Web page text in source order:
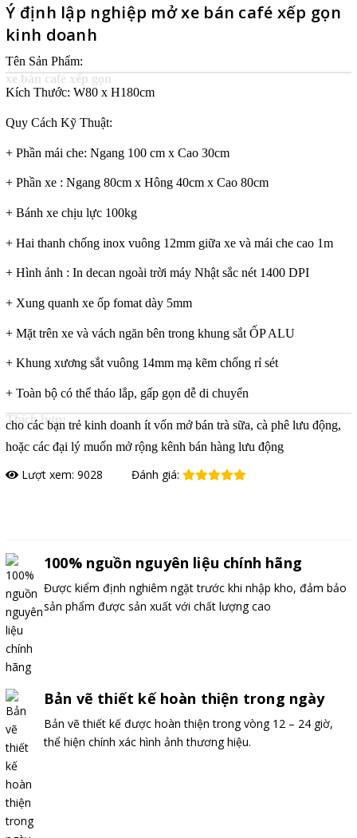
Ý định lập nghiệp mở xe bán café xếp gọn
kinh doanh
Tên Sản Phẩm:
xe bán café xếp gọn
Kích Thước: W80 x H180cm
Quy Cách Kỹ Thuật:
+ Phần mái che: Ngang 100 cm x Cao 30cm
+ Phần xe : Ngang 80cm x Hông 40cm x Cao 80cm
+ Bánh xe chịu lực 100kg
+ Hai thanh chống inox vuông 12mm giữa xe và mái che cao 1m
+ Hình ảnh : In decan ngoài trời máy Nhật sắc nét 1400 DPI
+ Xung quanh xe ốp fomat dày 5mm
+ Mặt trên xe và vách ngăn bên trong khung sắt ỐP ALU
+ Khung xương sắt vuông 14mm mạ kẽm chống rỉ sét
+ Toàn bộ có thể tháo lắp, gấp gọn dễ di chuyển
Thích hợp:
cho các bạn trẻ kinh doanh ít vốn mở bán trà sữa, cà phê lưu động,
hoặc các đại lý muốn mở rộng kênh bán hàng lưu động
Lượt xem: 9028 Đánh giá:
100% nguồn nguyên liệu chính hãng
Được kiểm định nghiêm ngặt trước khi nhập kho, đảm bảo
sản phẩm được sản xuất với chất lượng cao
Bản vẽ thiết kế hoàn thiện trong ngày
Bản vẽ thiết kế được hoàn thiện trong vòng 12 – 24 giờ,
thể hiện chính xác hình ảnh thương hiệu.